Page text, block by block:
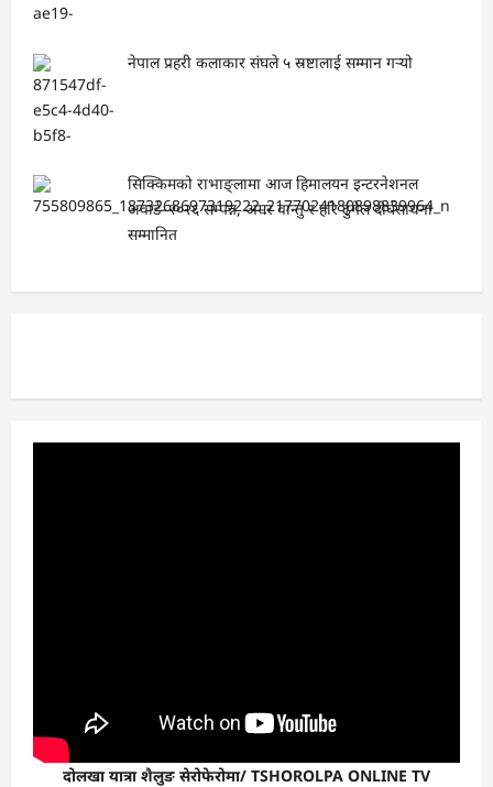
नेपाल प्रहरी कलाकार संघले ५ स्रष्टालाई सम्मान गर्‍यो
सिक्किमको राभाङ्लामा आज हिमालयन इन्टरनेशनल
अवार्ड–२०२६ सम्पन्न, अमर वान्तु र हरि ढुंगेल दीर्घसाधना
सम्मानित
दोलखा यात्रा शैलुङ सेरोफेरोमा/ TSHOROLPA ONLINE TV